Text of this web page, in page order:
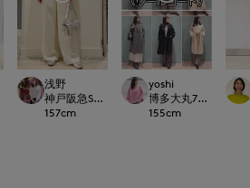
浅野
神戸阪急SUPERIORCLOSET
157cm
yoshi
博多大丸7-
155cm